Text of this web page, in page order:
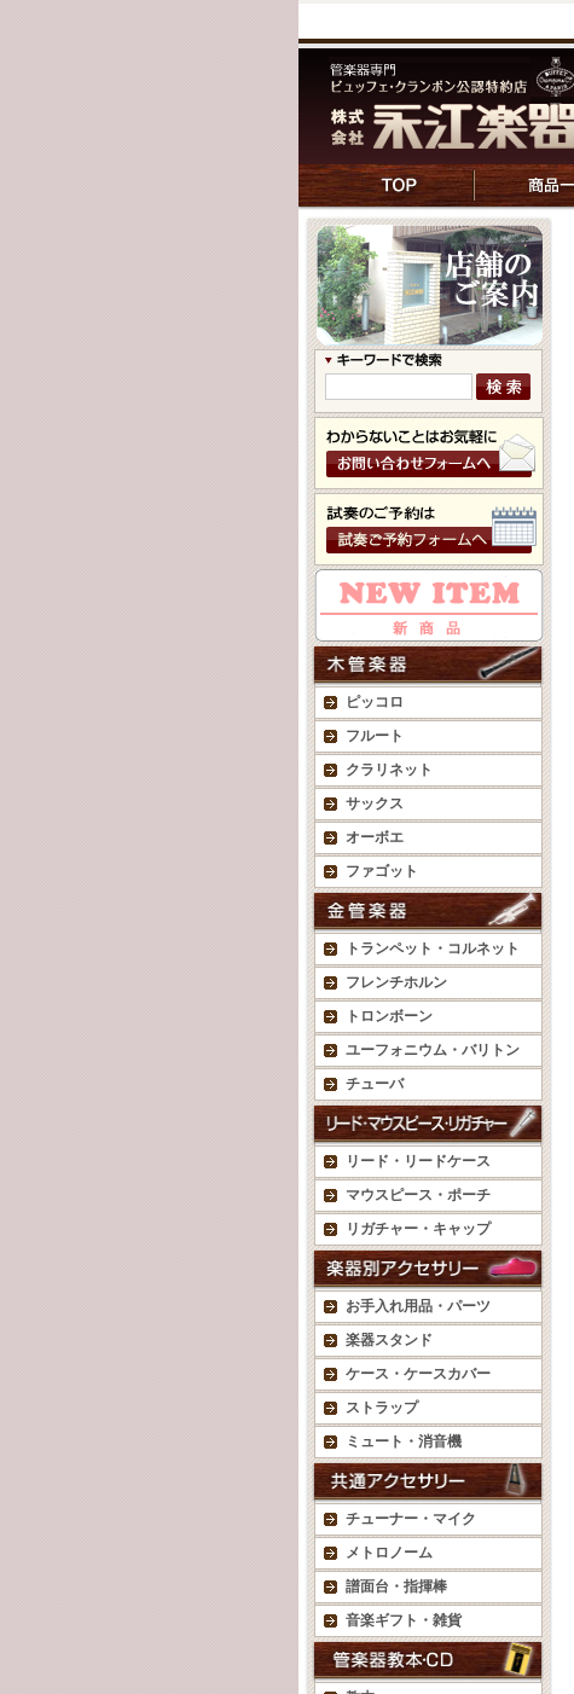
ピッコロ
フルート
クラリネット
サックス
オーボエ
ファゴット
トランペット・コルネット
フレンチホルン
トロンボーン
ユーフォニウム・バリトン
チューバ
リード・リードケース
マウスピース・ポーチ
リガチャー・キャップ
お手入れ用品・パーツ
楽器スタンド
ケース・ケースカバー
ストラップ
ミュート・消音機
チューナー・マイク
メトロノーム
譜面台・指揮棒
音楽ギフト・雑貨